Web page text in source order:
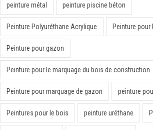
peinture métal peinture piscine béton
Peinture Polyuréthane Acrylique Peinture pour
Peinture pour gazon
Peinture pour le marquage du bois de construction
Peinture pour marquage de gazon peinture
Peintures pour le bois peinture uréthane